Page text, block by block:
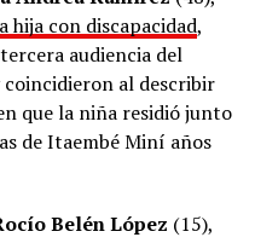
hija con discapacidad,
audiencia del
coincidieron al describir
que la niña residió junto
de Itaembé Miní años
Belén López (15),